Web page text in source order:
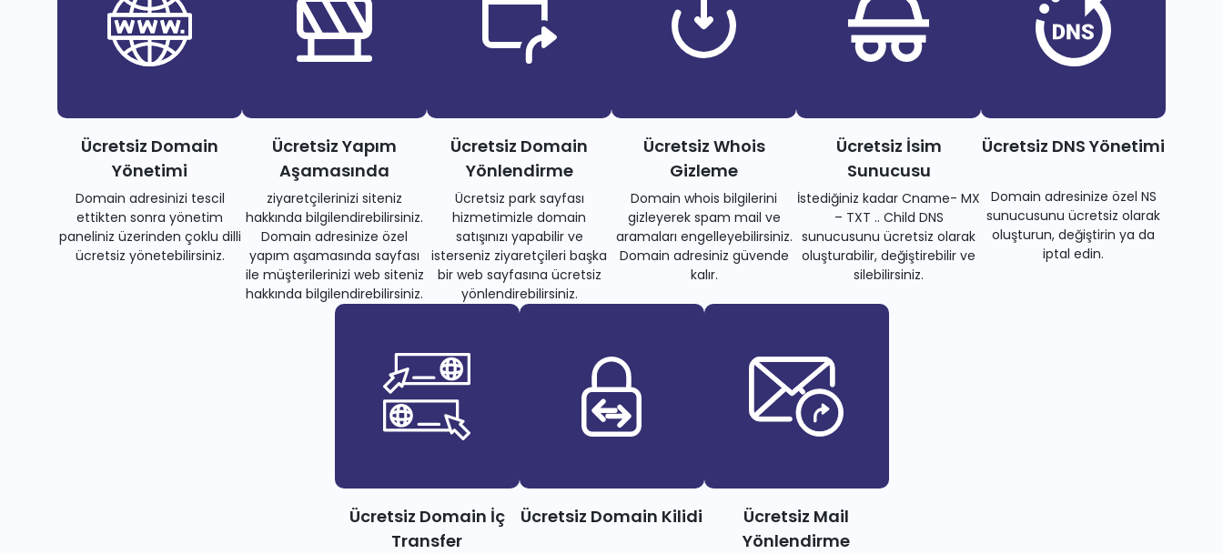
Ücretsiz Domain
Yönetimi
Domain adresinizi tescil
ettikten sonra yönetim
paneliniz üzerinden çoklu dilli
ücretsiz yönetebilirsiniz.
Ücretsiz Yapım
Aşamasında
ziyaretçilerinizi siteniz
hakkında bilgilendirebilirsiniz.
Domain adresinize özel
yapım aşamasında sayfası
ile müşterilerinizi web siteniz
hakkında bilgilendirebilirsiniz.
Ücretsiz Domain
Yönlendirme
Ücretsiz park sayfası
hizmetimizle domain
satışınızı yapabilir ve
isterseniz ziyaretçileri başka
bir web sayfasına ücretsiz
yönlendirebilirsiniz.
Ücretsiz Whois
Gizleme
Domain whois bilgilerini
gizleyerek spam mail ve
aramaları engelleyebilirsiniz.
Domain adresiniz güvende
kalır.
Ücretsiz İsim
Sunucusu
İstediğiniz kadar Cname- MX
– TXT .. Child DNS
sunucusunu ücretsiz olarak
oluşturabilir, değiştirebilir ve
silebilirsiniz.
Ücretsiz DNS Yönetimi
Domain adresinize özel NS
sunucusunu ücretsiz olarak
oluşturun, değiştirin ya da
iptal edin.
Ücretsiz Domain İç
Transfer
Ücretsiz Domain Kilidi
Ücretsiz Mail
Yönlendirme